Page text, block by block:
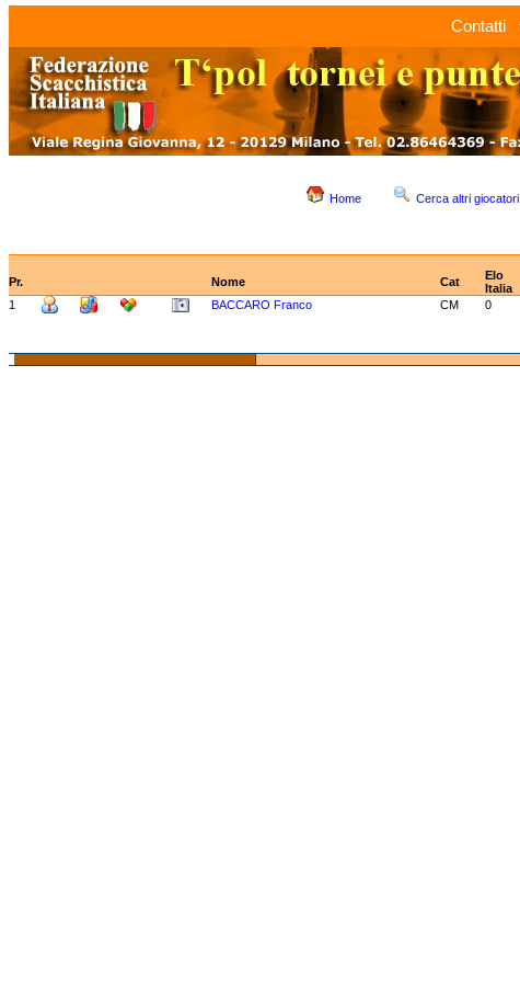
Contatti
Home Cerca altri giocatori
Pr.
Nome Cat
Elo
Italia
1
BACCARO Franco CM 0